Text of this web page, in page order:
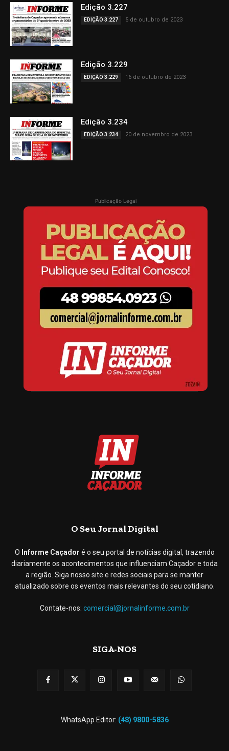
Edição 3.227
EDIÇÃO 3.227 5 de outubro de 2023
Edição 3.229
EDIÇÃO 3.229 16 de outubro de 2023
Edição 3.234
EDIÇÃO 3.234 20 de novembro de 2023
Publicação Legal
O Seu Jornal Digital
O Informe Caçador é o seu portal de notícias digital, trazendo
diariamente os acontecimentos que influenciam Caçador e toda
a região. Siga nosso site e redes sociais para se manter
atualizado sobre os eventos mais relevantes do seu cotidiano.
Contate-nos: comercial@jornalinforme.com.br
SIGA-NOS
WhatsApp Editor: (48) 9800-5836